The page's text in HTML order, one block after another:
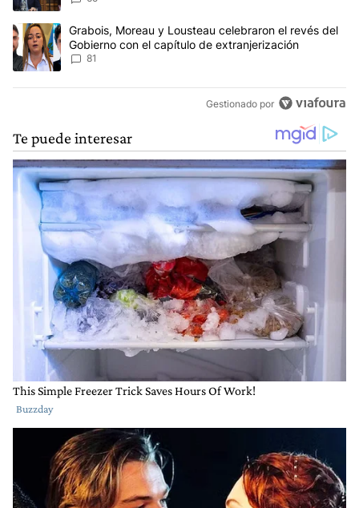
Un artículo de tendencia con el título "Grabois, Moreau y
Grabois, Moreau y Lousteau celebraron el revés del
Gobierno con el capítulo de extranjerización
81
Gestionado por